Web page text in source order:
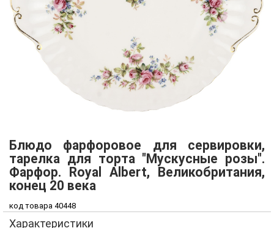
Блюдо фарфоровое для сервировки,
тарелка для торта "Мускусные розы".
Фарфор. Royal Albert, Великобритания,
конец 20 века
код товара 40448
Характеристики